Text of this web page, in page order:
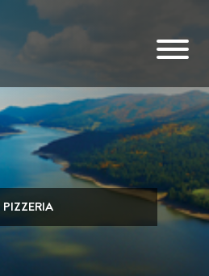
PIZZERIA